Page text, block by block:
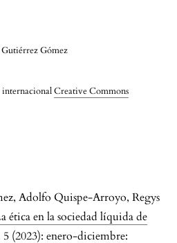
Gómez
internacionalCreative Commons
Adolfo Quispe-Arroyo, Regys
ética en la sociedad líquida de
(2023): enero-diciembre: